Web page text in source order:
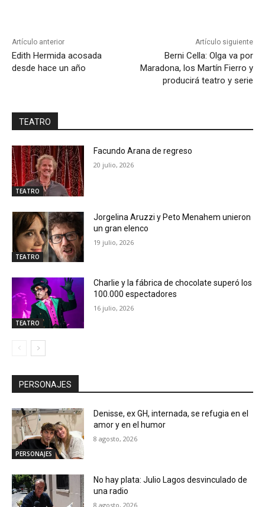
Artículo anterior
Edith Hermida acosada
desde hace un año
Artículo siguiente
Berni Cella: Olga va por
Maradona, los Martín Fierro y
producirá teatro y serie
TEATRO
TEATRO
Facundo Arana de regreso
20 julio, 2026
TEATRO
Jorgelina Aruzzi y Peto Menahem unieron
un gran elenco
19 julio, 2026
TEATRO
Charlie y la fábrica de chocolate superó los
100.000 espectadores
16 julio, 2026
PERSONAJES
PERSONAJES
Denisse, ex GH, internada, se refugia en el
amor y en el humor
8 agosto, 2026
No hay plata: Julio Lagos desvinculado de
una radio
8 agosto, 2026